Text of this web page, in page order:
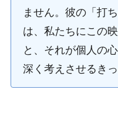
ません。彼の「打
は、私たちにこの
と、それが個人の
深く考えさせるき